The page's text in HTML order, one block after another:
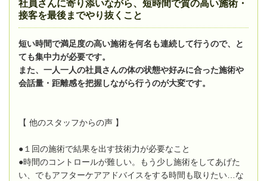
社員さんに寄り添いながら、短時間で質の高い施術・
接客を最後までやり抜くこと
短い時間で満足度の高い施術を何名も連続して行うので、と
ても集中力が必要です。
また、一人一人の社員さんの体の状態や好みに合った施術や
会話量・距離感を把握しながら行うのが大変です。
【 他のスタッフからの声 】
●１回の施術で結果を出す技術力が必要なこと
●時間のコントロールが難しい。もう少し施術をしてあげた
い、でもアフターケアアドバイスをする時間も取りたい…な